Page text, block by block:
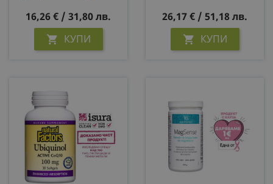
Mg, 60 Софтгел
Капсули
16,26 € / 31,80 лв.
 КУПИ
Natural Form, 30
Софтгел Капсули
26,17 € / 51,18 лв.
 КУПИ